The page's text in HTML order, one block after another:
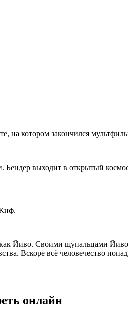
на котором закончился
выходит в открытый
как Йиво. Своими щупальцами
Вскоре всё человечество
онлайн